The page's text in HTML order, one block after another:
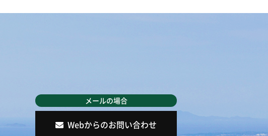
Webからのお問い合わせ